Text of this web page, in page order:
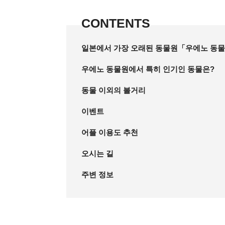
CONTENTS
일본에서 가장 오래된 동물원「우에노 동
우에노 동물원에서 특히 인기인 동물은?
동물 이외의 볼거리
이벤트
어플 이용도 추천
오시는 길
주변 정보